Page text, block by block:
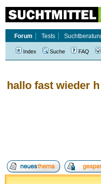
hallo fast wieder h
Forum
Tests
Index Suche FAQ